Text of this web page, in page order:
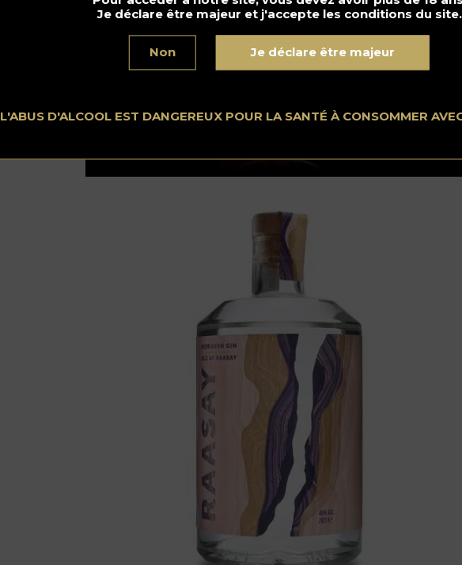
Je déclare être majeur et j'accepte les conditions du site.
Non Je déclare être majeur
L'ABUS D'ALCOOL EST DANGEREUX POUR LA SANTÉ À CONSOMMER